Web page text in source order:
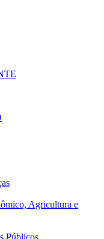
Agricultura e
Públicos